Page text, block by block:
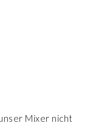
Mixer nicht